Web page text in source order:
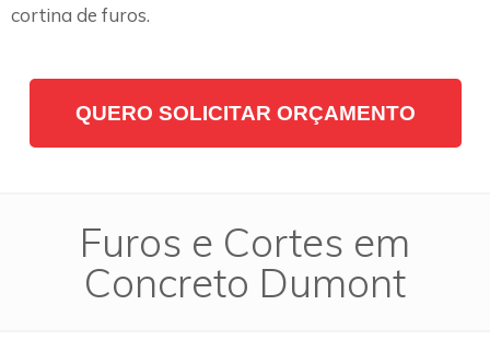
cortina de furos.
QUERO SOLICITAR ORÇAMENTO
Furos e Cortes em
Concreto Dumont